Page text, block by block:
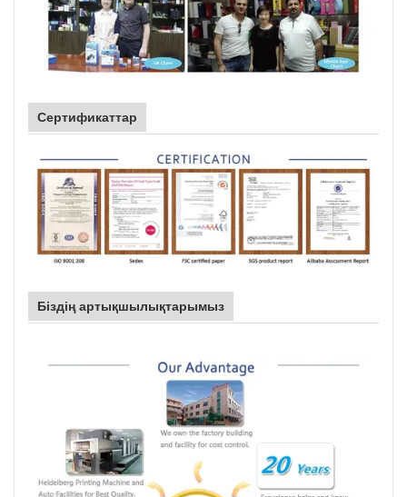
Сертификаттар
Біздің артықшылықтарымыз